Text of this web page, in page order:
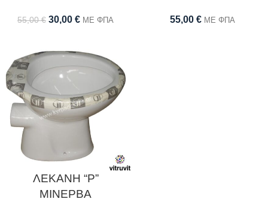
55,00€ 30,00 € ΜΕ ΦΠΑ 55,00 € ΜΕ ΦΠΑ
ΛΕΚΑΝΗ “P”
ΜΙΝΕΡΒΑ